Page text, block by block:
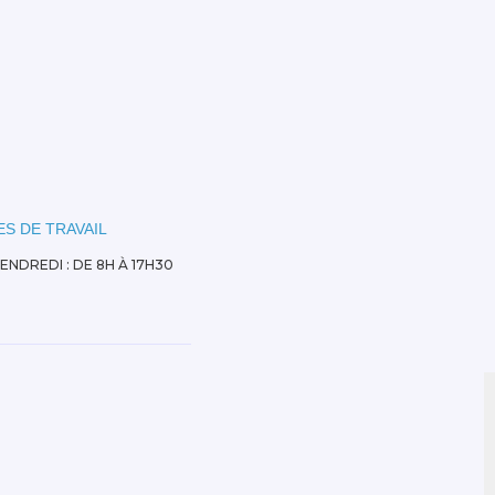
DE TRAVAIL
: DE 8H À 17H30